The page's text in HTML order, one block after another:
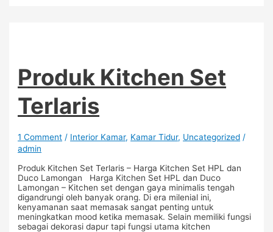
Produk Kitchen Set
Terlaris
1 Comment / Interior Kamar, Kamar Tidur, Uncategorized /
admin
Produk Kitchen Set Terlaris – Harga Kitchen Set HPL dan
Duco Lamongan Harga Kitchen Set HPL dan Duco
Lamongan – Kitchen set dengan gaya minimalis tengah
digandrungi oleh banyak orang. Di era milenial ini,
kenyamanan saat memasak sangat penting untuk
meningkatkan mood ketika memasak. Selain memiliki fungsi
sebagai dekorasi dapur tapi fungsi utama kitchen